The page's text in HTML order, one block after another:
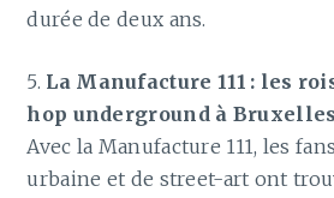
durée de deux ans.
5. La Manufacture 111 : les
hop underground à Bruxelles
Avec la Manufacture 111, les
urbaine et de street-art ont